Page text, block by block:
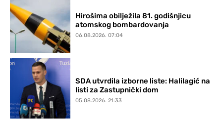
Hirošima obilježila 81. godišnjicu
atomskog bombardovanja
06.08.2026. 07:04
SDA utvrdila izborne liste: Halilagić na
listi za Zastupnički dom
05.08.2026. 21:33